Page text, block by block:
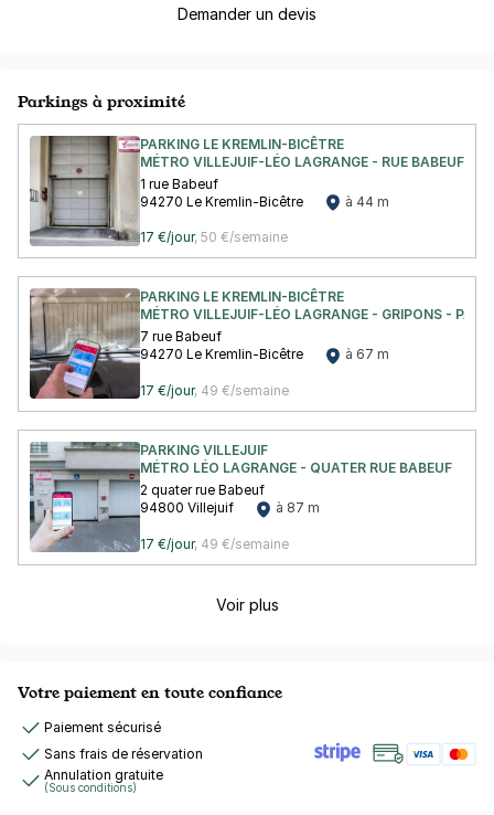
Demander un devis
Parkings à proximité
PARKING LE KREMLIN-BICÊTRE
MÉTRO VILLEJUIF-LÉO LAGRANGE - RUE BABEUF -
1 rue Babeuf
94270 Le Kremlin-Bicêtre
à 44 m
17 €/jour, 50 €/semaine
PARKING LE KREMLIN-BICÊTRE
MÉTRO VILLEJUIF-LÉO LAGRANGE - GRIPONS -
7 rue Babeuf
94270 Le Kremlin-Bicêtre
à 67 m
17 €/jour, 49 €/semaine
PARKING VILLEJUIF
MÉTRO LÉO LAGRANGE - QUATER RUE BABEUF
2 quater rue Babeuf
94800 Villejuif
à 87 m
17 €/jour, 49 €/semaine
Voir plus
Votre paiement en toute confiance
Paiement sécurisé
Sans frais de réservation
Annulation gratuite
(Sous conditions)